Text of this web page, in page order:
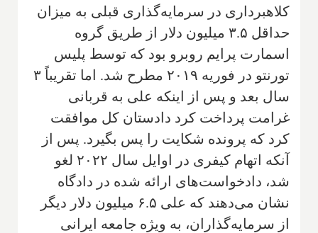
کلاهبرداری در سرمایه‌گذاری قبلی به میزان
حداقل ۳.۵ میلیون دلار از طریق گروه
اسمارت پرایم روبرو بود که توسط پلیس
تورنتو در فوریه ۲۰۱۹ مطرح شد. اما تقریباً ۳
سال بعد و پس از اینکه علی به قربانی
غرامت پرداخت کرد دادستان کل موافقت
کرد که پرونده شکایت را پس بگیرد. پس از
آنکه اتهام کیفری در اوایل سال ۲۰۲۲ لغو
شد، دادخواست‌های ارائه شده در دادگاه
نشان می‌دهند که علی ۶.۵ میلیون دلار دیگر
از سرمایه‌گذاران، به ویژه جامعه ایرانی